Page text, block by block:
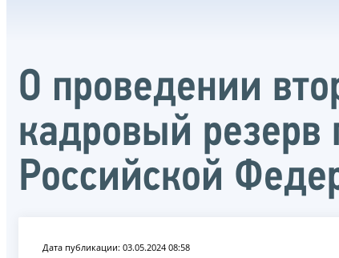
О проведении
кадровый резерв
Российской
Дата публикации: 03.05.2024 08:58